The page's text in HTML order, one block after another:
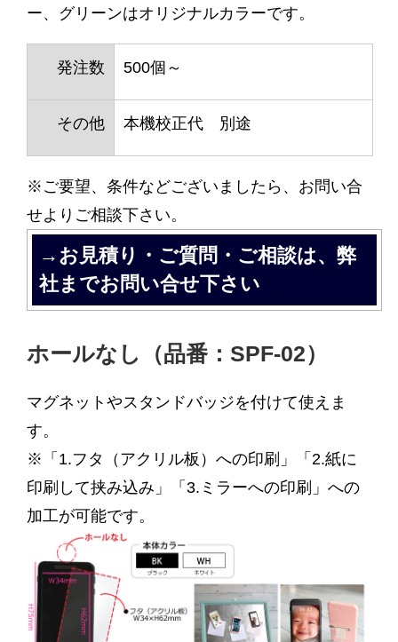
ー、グリーンはオリジナルカラーです。
発注数 500個～
その他 本機校正代 別途
※ご要望、条件などございましたら、お問い合
せよりご相談下さい。
→お見積り・ご質問・ご相談は、弊
社までお問い合せ下さい
ホールなし（品番：SPF-02）
マグネットやスタンドバッジを付けて使えま
す。
※「1.フタ（アクリル板）への印刷」「2.紙に
印刷して挟み込み」「3.ミラーへの印刷」への
加工が可能です。